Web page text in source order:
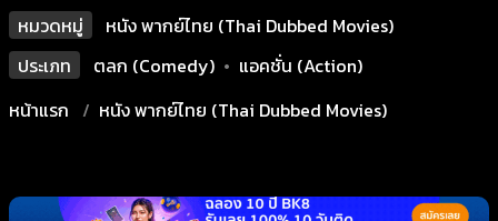
หมวดหมู่
หนัง พากย์ไทย (Thai Dubbed Movies)
ประเภท
ตลก (Comedy) • แอคชั่น (Action)
หน้าแรก
หนัง พากย์ไทย (Thai Dubbed Movies)